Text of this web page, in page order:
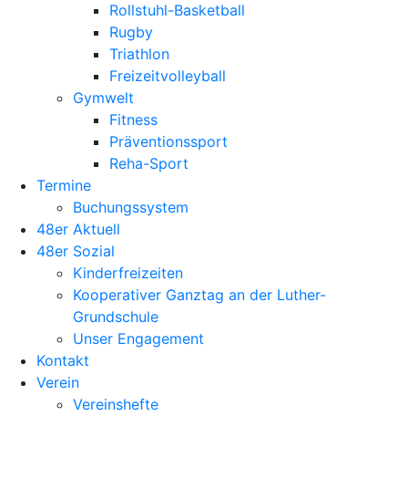
Rollstuhl-Basketball
Rugby
Triathlon
Freizeitvolleyball
Gymwelt
Fitness
Präventionssport
Reha-Sport
Termine
Buchungssystem
48er Aktuell
48er Sozial
Kinderfreizeiten
Kooperativer Ganztag an der Luther-
Grundschule
Unser Engagement
Kontakt
Verein
Vereinshefte